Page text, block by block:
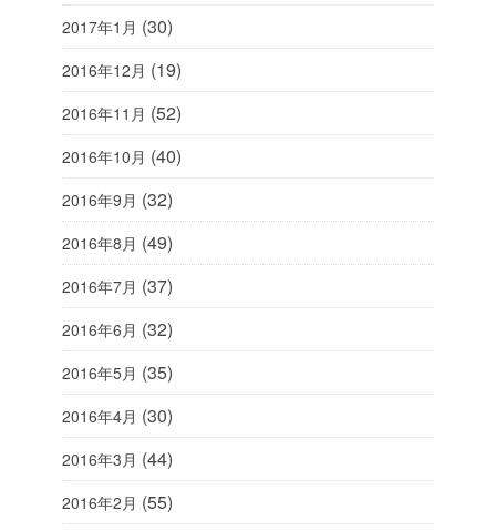
2017年1月 (30)
2016年12月 (19)
2016年11月 (52)
2016年10月 (40)
2016年9月 (32)
2016年8月 (49)
2016年7月 (37)
2016年6月 (32)
2016年5月 (35)
2016年4月 (30)
2016年3月 (44)
2016年2月 (55)